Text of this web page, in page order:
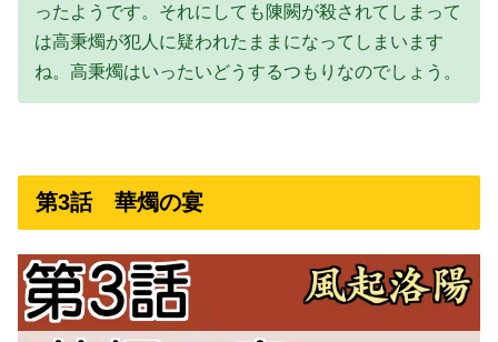
ったようです。それにしても陳闕が殺されてしまって
は高秉燭が犯人に疑われたままになってしまいます
ね。高秉燭はいったいどうするつもりなのでしょう。
第3話 華燭の宴